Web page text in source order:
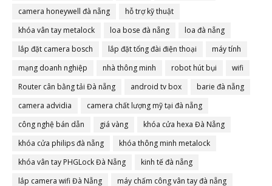
camera honeywell đà nẵng
hỗ trợ kỹ thuật
khóa vân tay metalock
loa bose đà nẵng
loa đà nẵng
lắp đặt camera bosch
lắp đặt tổng đài điện thoại
máy tính
mạng doanh nghiệp
nhà thông minh robot hút bụi
wifi
Router cân bằng tải Đà nẵng
android tv box
barie đà nẵng
camera advidia
camera chất lượng mỹ tại đà nẵng
công nghệ bán dẫn
giá vàng
khóa cửa hexa Đà Nẵng
khóa cửa philips đà nẵng
khóa thông minh metalock
khóa vân tay PHGLock Đà Nẵng
kinh tế đà nẵng
lắp camera wifi Đà Nẵng
máy chấm công vân tay đà nẵng